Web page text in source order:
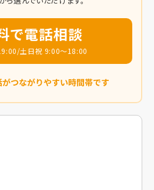
で電話相談
土日祝 9:00～18:00